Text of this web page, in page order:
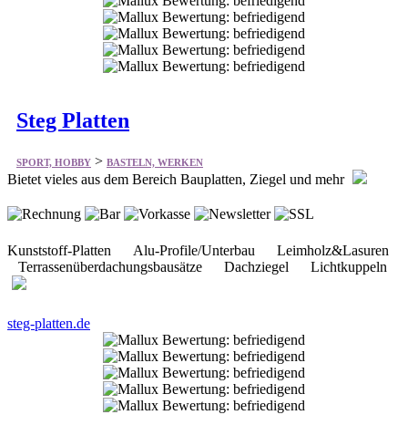
Steg Platten
SPORT, HOBBY > BASTELN, WERKEN
Bietet vieles aus dem Bereich Bauplatten, Ziegel und mehr
Kunststoff-Platten Alu-Profile/Unterbau Leimholz&Lasuren
Terrassenüberdachungsbausätze Dachziegel Lichtkuppeln
steg-platten.de